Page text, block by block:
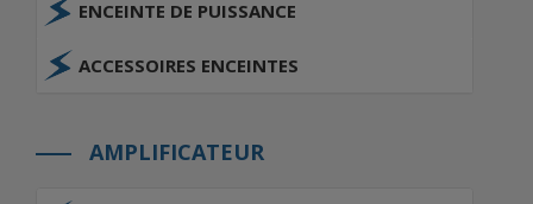
ENCEINTE DE PUISSANCE
ACCESSOIRES ENCEINTES
AMPLIFICATEUR